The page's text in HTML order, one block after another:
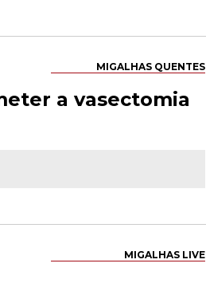
MIGALHAS QUENTES
a vasectomia
MIGALHAS LIVE